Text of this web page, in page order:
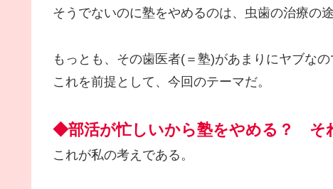
そうでないのに塾をやめるのは、虫歯の治療の
もっとも、その歯医者(＝塾)があまりにヤブな
これを前提として、今回のテーマだ。
◆部活が忙しいから塾をやめる？ そ
これが私の考えである。